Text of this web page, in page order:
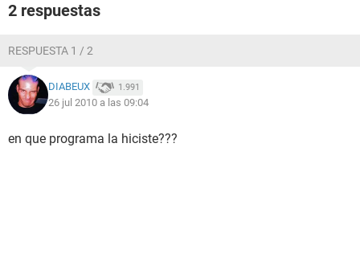
2 respuestas
RESPUESTA 1 / 2
DIABEUX 1.991
26 jul 2010 a las 09:04
en que programa la hiciste???